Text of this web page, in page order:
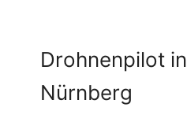
Drohnenpilot in
Nürnberg